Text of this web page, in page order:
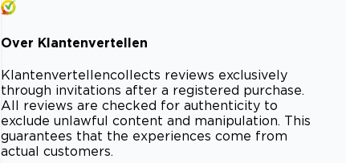
Over Klantenvertellen
Klantenvertellencollects reviews exclusively
through invitations after a registered purchase.
All reviews are checked for authenticity to
exclude unlawful content and manipulation. This
guarantees that the experiences come from
actual customers.